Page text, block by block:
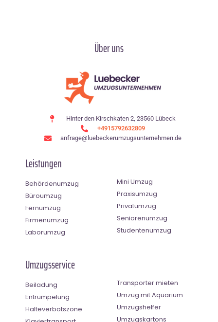
Über uns
Hinter den Kirschkaten 2, 23560 Lübeck
+4915792632809
anfrage@luebeckerumzugsunternehmen.de
Leistungen
Behördenumzug
Büroumzug
Fernumzug
Firmenumzug
Laborumzug
Mini Umzug
Praxisumzug
Privatumzug
Seniorenumzug
Studentenumzug
Umzugsservice
Beiladung
Entrümpelung
Halteverbotszone
Transporter mieten
Umzug mit Aquarium
Umzugshelfer
Umzugskartons